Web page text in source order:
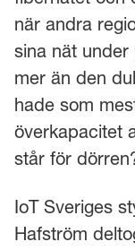
när andra
sina nät under
mer än den
hade som
överkapacitet
står för
IoT Sveriges
Hafström